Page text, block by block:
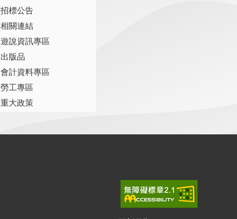
招標公告
相關連結
遊說資訊專區
出版品
會計資料專區
勞工專區
重大政策